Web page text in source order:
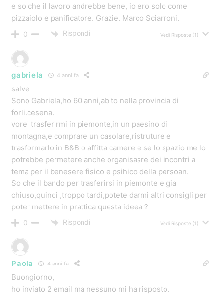
e so che il lavoro andrebbe bene, io ero solo come
pizzaiolo e panificatore. Grazie. Marco Sciarroni.
0 Rispondi Vedi Risposte (1)
gabriela 4 anni fa
salve
Sono Gabriela,ho 60 anni,abito nella provincia di
forli.cesena.
vorei trasferirmi in piemonte,in un paesino di
montagna,e comprare un casolare,ristruture e
trasformarlo in B&B o affitta camere e se lo spazio me lo
potrebbe permetere anche organisasre dei incontri a
tema per il benesere fisico e psihico della persoan.
So che il bando per trasferirsi in piemonte e gia
chiuso,quindi ,troppo tardi,potete darmi altri consigli per
poter mettere in prattica questa ideea ?
0 Rispondi Vedi Risposte (1)
Paola 4 anni fa
Buongiorno,
ho inviato 2 email ma nessuno mi ha risposto.